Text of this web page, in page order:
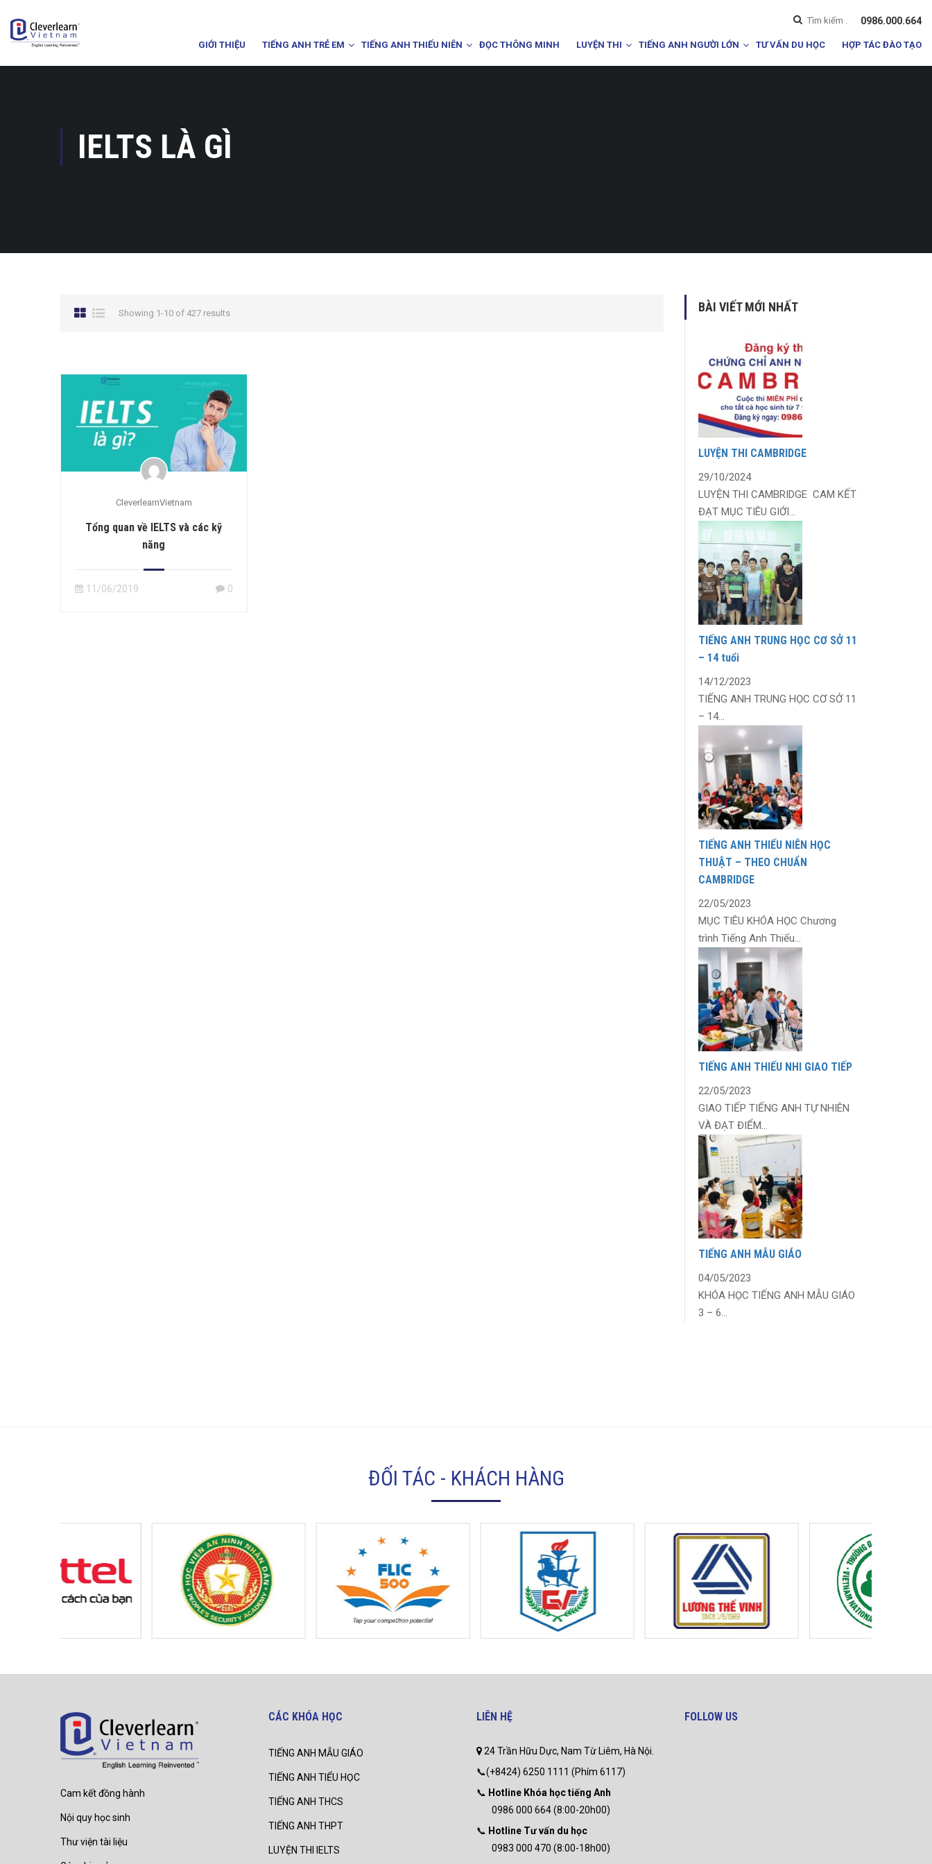
0986.000.664
GIỚI THIỆU TIẾNG ANH TRẺ EM TIẾNG ANH THIẾU NIÊN ĐỌC THÔNG MINH LUYỆN THI TIẾNG ANH NGƯỜI LỚN TƯ VẤN DU HỌC HỢP TÁC ĐÀO TẠO
IELTS LÀ GÌ
Showing 1-10 of 427 results
CleverlearnVietnam
Tổng quan về IELTS và các kỹ
năng
11/06/2019 0
BÀI VIẾT MỚI NHẤT
LUYỆN THI CAMBRIDGE
29/10/2024
LUYỆN THI CAMBRIDGE CAM KẾT
ĐẠT MỤC TIÊU GIỚI...
TIẾNG ANH TRUNG HỌC CƠ SỞ 11
– 14 tuổi
14/12/2023
TIẾNG ANH TRUNG HỌC CƠ SỞ 11
– 14...
TIẾNG ANH THIẾU NIÊN HỌC
THUẬT – THEO CHUẨN
CAMBRIDGE
22/05/2023
MỤC TIÊU KHÓA HỌC Chương
trình Tiếng Anh Thiếu...
TIẾNG ANH THIẾU NHI GIAO TIẾP
22/05/2023
GIAO TIẾP TIẾNG ANH TỰ NHIÊN
VÀ ĐẠT ĐIỂM...
TIẾNG ANH MẪU GIÁO
04/05/2023
KHÓA HỌC TIẾNG ANH MẪU GIÁO
3 – 6...
ĐỐI TÁC - KHÁCH HÀNG
Cam kết đồng hành
Nội quy học sinh
Thư viện tài liệu
CÁC KHÓA HỌC
TIẾNG ANH MẪU GIÁO
TIẾNG ANH TIỂU HỌC
TIẾNG ANH THCS
TIẾNG ANH THPT
LUYỆN THI IELTS
LIÊN HỆ
24 Trần Hữu Dực, Nam Từ Liêm, Hà Nội.
📞(+8424) 6250 1111 (Phím 6117)
📞 Hotline Khóa học tiếng Anh
0986 000 664 (8:00-20h00)
📞 Hotline Tư vấn du học
0983 000 470 (8:00-18h00)
FOLLOW US